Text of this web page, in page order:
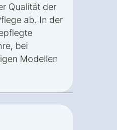
Qualität der
ab. In der
bei
Modellen